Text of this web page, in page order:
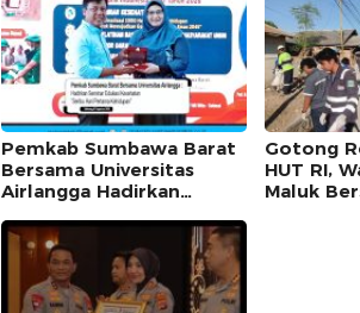
Masyarakat
Pemkab Sumbawa Barat
Bersama Universitas
Airlangga Hadirkan
Kesehatan Seribu Hari
Pertama Kehidupan
Gotong
HUT RI,
Maluk